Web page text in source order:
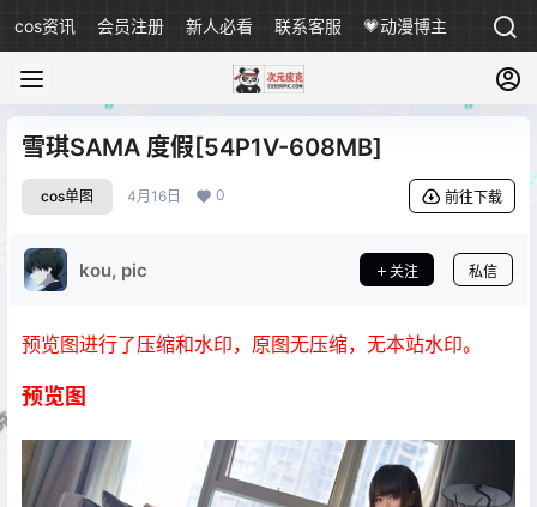
cos资讯 会员注册 新人必看 联系客服 💗动漫博主
雪琪SAMA 度假[54P1V-608MB]
cos单图 4月16日 0 前往下载
kou, pic 关注 私信
预览图进行了压缩和水印，原图无压缩，无本站水印。
预览图